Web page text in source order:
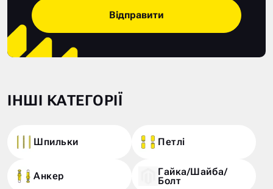
Відправити
ІНШІ КАТЕГОРІЇ
Шпильки Петлі
Анкер Гайка/Шайба/
Болт